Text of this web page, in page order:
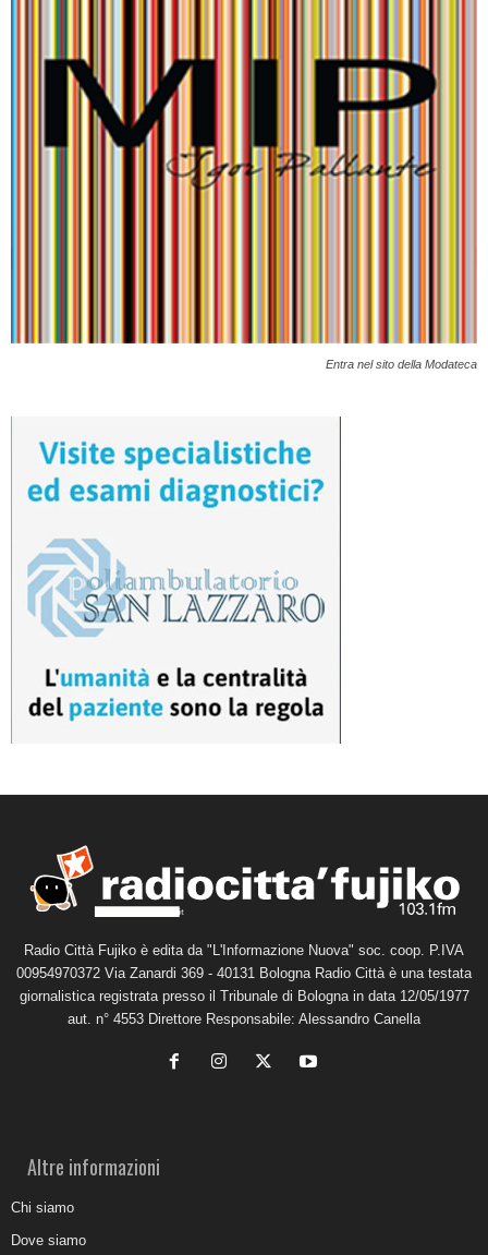
Entra nel sito della Modateca
Radio Città Fujiko è edita da "L'Informazione Nuova" soc. coop. P.IVA
00954970372 Via Zanardi 369 - 40131 Bologna Radio Città è una testata
giornalistica registrata presso il Tribunale di Bologna in data 12/05/1977
aut. n° 4553 Direttore Responsabile: Alessandro Canella
Altre informazioni
Chi siamo
Dove siamo